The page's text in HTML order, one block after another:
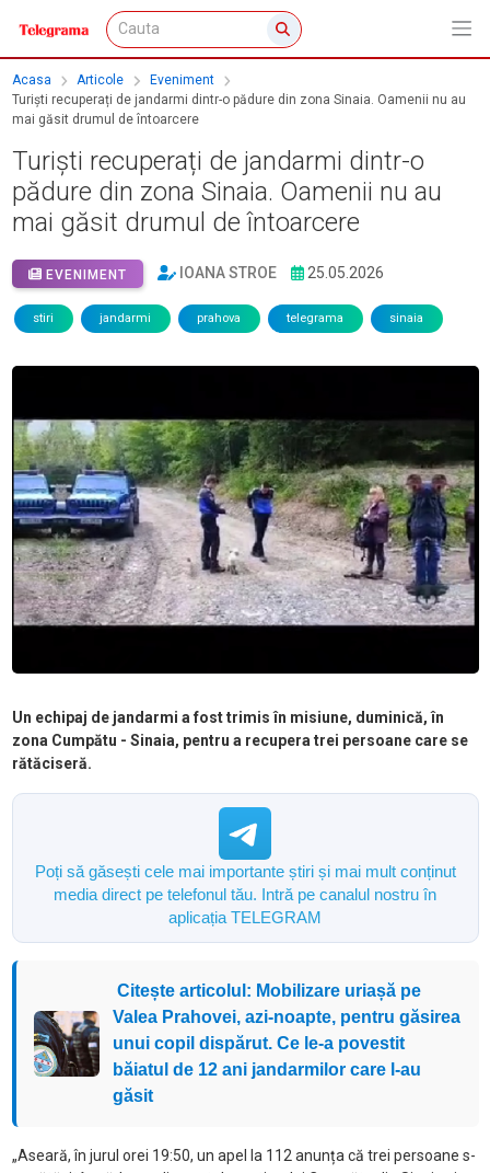
Acasa Articole
Eveniment
Turiști recuperați de jandarmi dintr-o pădure din zona Sinaia. Oamenii nu au
mai găsit drumul de întoarcere
Turiști recuperați de jandarmi dintr-o
pădure din zona Sinaia. Oamenii nu au
mai găsit drumul de întoarcere
EVENIMENT IOANA STROE 25.05.2026
stiri jandarmi prahova telegrama sinaia
Un echipaj de jandarmi a fost trimis în misiune, duminică, în
zona Cumpătu - Sinaia, pentru a recupera trei persoane care se
rătăciseră.
Poți să găsești cele mai importante știri și mai mult conținut
media direct pe telefonul tău. Intră pe canalul nostru în
aplicația TELEGRAM
Citește articolul: Mobilizare uriașă pe
Valea Prahovei, azi-noapte, pentru găsirea
unui copil dispărut. Ce le-a povestit
băiatul de 12 ani jandarmilor care l-au
găsit
„Aseară, în jurul orei 19:50, un apel la 112 anunța că trei persoane s-